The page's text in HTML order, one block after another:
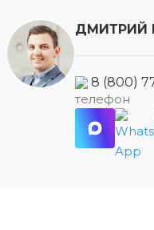
ДМИТРИЙ
8 (800)